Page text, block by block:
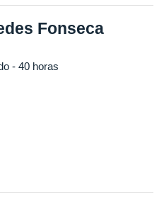
Fonseca
- 40 horas